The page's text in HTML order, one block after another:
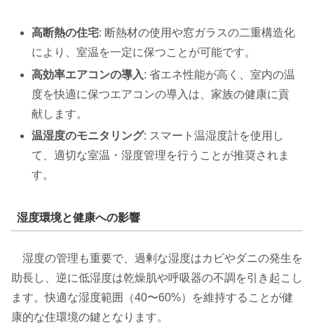
高断熱の住宅: 断熱材の使用や窓ガラスの二重構造化
により、室温を一定に保つことが可能です。
高効率エアコンの導入: 省エネ性能が高く、室内の温
度を快適に保つエアコンの導入は、家族の健康に貢
献します。
温湿度のモニタリング: スマート温湿度計を使用し
て、適切な室温・湿度管理を行うことが推奨されま
す。
湿度環境と健康への影響
湿度の管理も重要で、過剰な湿度はカビやダニの発生を
助長し、逆に低湿度は乾燥肌や呼吸器の不調を引き起こし
ます。快適な湿度範囲（40〜60%）を維持することが健
康的な住環境の鍵となります。